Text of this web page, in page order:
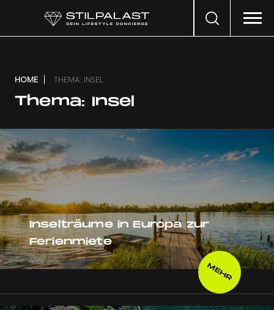
Search
HOME THEMA: INSEL
Thema: Insel
Inselträume in Europa zur
Ferienmiete
MEHR